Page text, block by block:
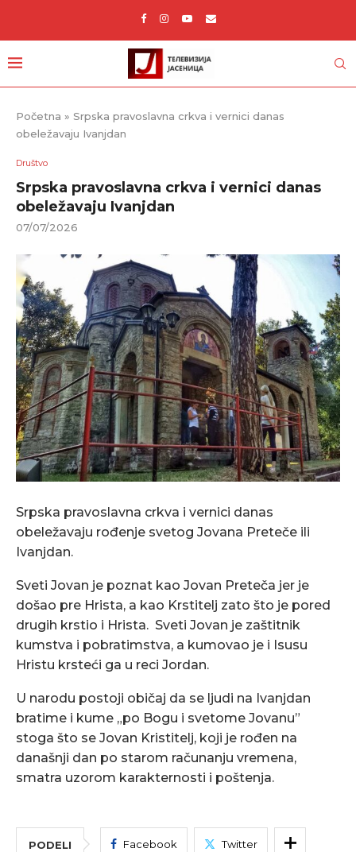
Početna » Srpska pravoslavna crkva i vernici danas
obeležavaju Ivanjdan
Društvo
Srpska pravoslavna crkva i vernici danas
obeležavaju Ivanjdan
07/07/2026
Srpska pravoslavna crkva i vernici danas
obeležavaju rođenje svetog Jovana Preteče ili
Ivanjdan.
Sveti Jovan je poznat kao Jovan Preteča jer je
došao pre Hrista, a kao Krstitelj zato što je pored
drugih krstio i Hrista. Sveti Jovan je zaštitnik
kumstva i pobratimstva, a kumovao je i Isusu
Hristu krsteći ga u reci Jordan.
U narodu postoji običaj da se ljudi na Ivanjdan
bratime i kume „po Bogu i svetome Jovanu”
stoga što se Jovan Kristitelj, koji je rođen na
današnji dan po starom računanju vremena,
smatra uzorom karakternosti i poštenja.
PODELI Facebook Twitter